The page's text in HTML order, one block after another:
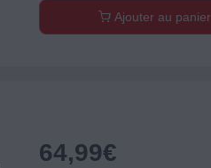
Ajouter au panier
64,99€